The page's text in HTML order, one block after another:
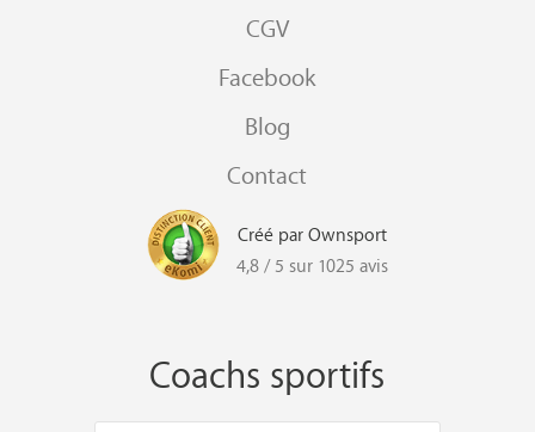
CGV
Facebook
Blog
Contact
Créé par Ownsport
4,8 / 5 sur 1025 avis
Coachs sportifs